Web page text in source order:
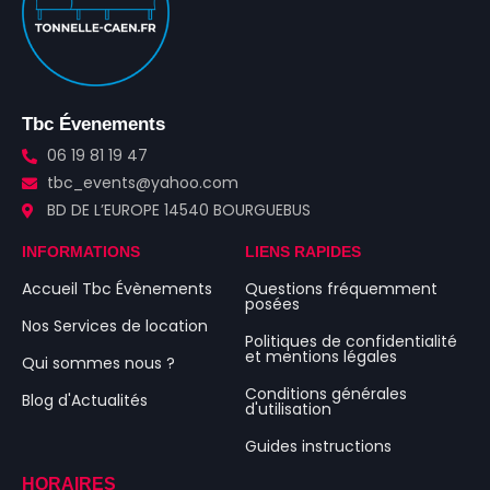
Tbc Évenements
06 19 81 19 47
tbc_events@yahoo.com
BD DE L’EUROPE 14540 BOURGUEBUS
INFORMATIONS
Accueil Tbc Évènements
Nos Services de location
Qui sommes nous ?
Blog d'Actualités
LIENS RAPIDES
Questions fréquemment
posées
Politiques de confidentialité
et mentions légales
Conditions générales
d'utilisation
Guides instructions
HORAIRES